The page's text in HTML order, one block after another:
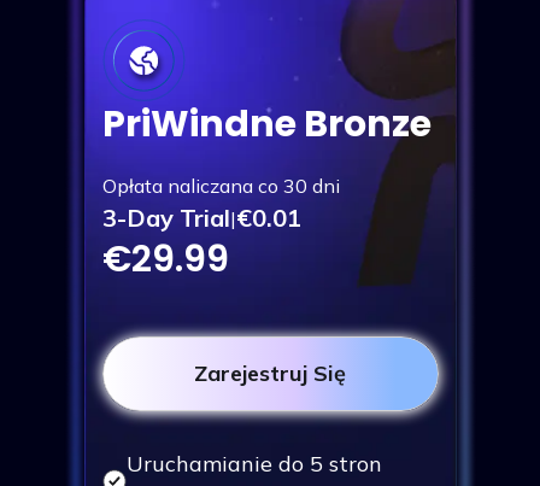
PriWindne Bronze
Uruchamianie do 5 stron
Opłata naliczana co 30 dni
3-Day Trial|€0.01
€29.99
Zarejestruj Się